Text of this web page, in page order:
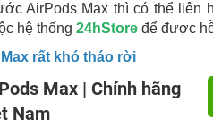
AirPods Max thì có thể liên
hệ thống 24hStore để được
rất khó tháo rời
Max | Chính hãng
Nam